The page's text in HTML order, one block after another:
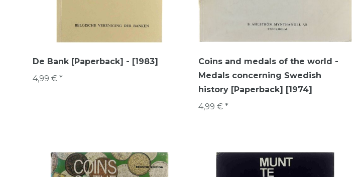
De Bank [Paperback] - [1983]
4,99 € *
Coins and medals of the world -
Medals concerning Swedish
history [Paperback] [1974]
4,99 € *